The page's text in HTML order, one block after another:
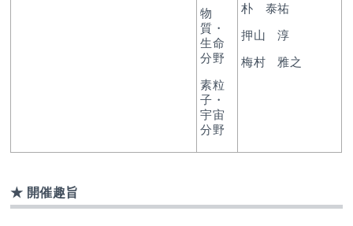
物
質・
生命
分野
素粒
子・
宇宙
分野
朴 泰祐
押山 淳
梅村 雅之
★ 開催趣旨